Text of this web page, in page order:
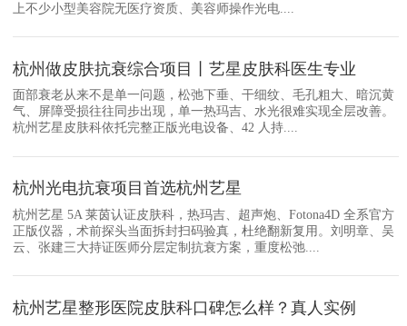
上不少小型美容院无医疗资质、美容师操作光电....
杭州做皮肤抗衰综合项目丨艺星皮肤科医生专业
面部衰老从来不是单一问题，松弛下垂、干细纹、毛孔粗大、暗沉黄
气、屏障受损往往同步出现，单一热玛吉、水光很难实现全层改善。
杭州艺星皮肤科依托完整正版光电设备、42 人持....
杭州光电抗衰项目首选杭州艺星
杭州艺星 5A 莱茵认证皮肤科，热玛吉、超声炮、Fotona4D 全系官方
正版仪器，术前探头当面拆封扫码验真，杜绝翻新复用。刘明章、吴
云、张建三大持证医师分层定制抗衰方案，重度松弛....
杭州艺星整形医院皮肤科口碑怎么样？真人实例